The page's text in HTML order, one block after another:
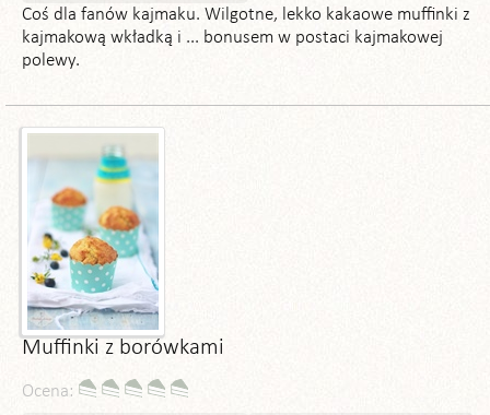
Coś dla fanów kajmaku. Wilgotne, lekko kakaowe muffinki z
kajmakową wkładką i ... bonusem w postaci kajmakowej
polewy.
Muffinki z borówkami
Ocena: